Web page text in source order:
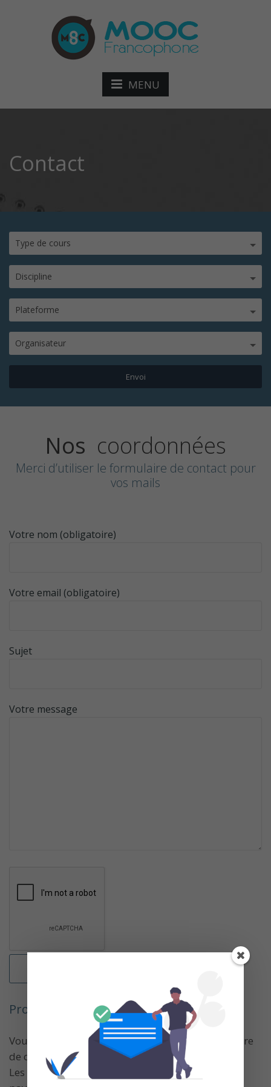
MENU
Contact
Type de cours
Discipline
Plateforme
Organisateur
Nos coordonnées
Merci d’utiliser le formulaire de contact pour
vos mails
Votre nom (obligatoire)
Votre email (obligatoire)
Sujet
Votre message
Proposer un cours…
Vous pouvez proposer votre cours via le formulaire
de contact.
Les cours gratuits (avec ou sans certification